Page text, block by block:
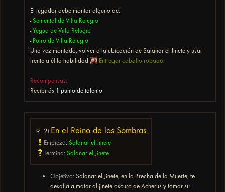
El jugador debe montar alguno de:
- Semental de Villa Refugio
-Yegua de Villa Refugio
- Potro de Villa Refugio
Una vez montado, volver a la ubicación de Salanar el Jinete y usar
frente a él la habilidad
Entregar caballo robado.
Recompensas:
Recibirás 1 punto de talento
9 - 2) En el Reino de las Sombras
Empieza: Salanar el Jinete
Termina: Salanar el Jinete
Objetivo: Salanar el Jinete, en la Brecha de la Muerte, te
desafía a matar al jinete oscuro de Acherus y tomar su